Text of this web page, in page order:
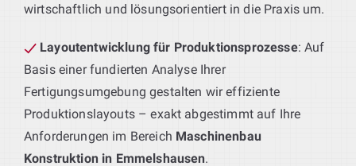
wirtschaftlich und lösungsorientiert in die Praxis um.
Layoutentwicklung für Produktionsprozesse: Auf
Basis einer fundierten Analyse Ihrer
Fertigungsumgebung gestalten wir effiziente
Produktionslayouts – exakt abgestimmt auf Ihre
Anforderungen im Bereich Maschinenbau
Konstruktion in Emmelshausen.